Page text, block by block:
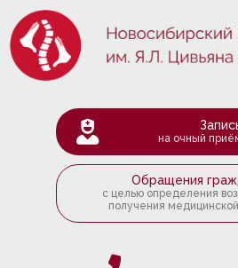
на очный
Обращения
с целью определения
получения